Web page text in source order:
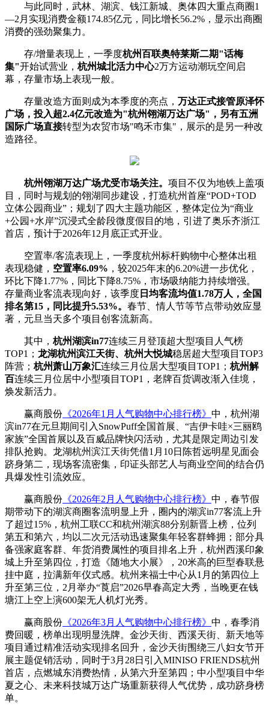
与此同时，武林、湖滨、钱江新城、奥体四大重点商圈1
—2月实现消费金额174.85亿元，同比增长56.2%，显示出商圈
消费的强劲聚集力。
存/增量表现上，一季度杭州百联奥特莱斯二期"话梅
集"开始试营业， 杭州城北活力中心2万方运动潮玩空间启
幕，存量市场上表现一般。
存量改造方面则成为本季度的亮点， 万达正式接管原泽怀
广场，投入超2.4亿元改造为"杭州翎湖万达广场"，另有五洲
国际广场直接转型为农贸市场"鸣禾市集"，展示的是另一种改
造路径。
杭州翎湖万达广场尤受市场关注。 项目不仅为地铁上盖项
目，同时与规划的翎湖同步建设，打造杭州首座“POD+TOD
立体公园商业”；规划了四大主题功能区，整体定位为“商业
+公园+水岸”沉浸式全龄段微度假目的地，引进了奥乐齐浙江
首店，预计于2026年12月底正式开业。
空置率/客流表现上，一季度杭州标杆购物中心整体出租
表现稳健， 空置率6.09% ，较2025年末的6.20%进一步优化，
环比下降1.77%，同比下降8.75%，市场吸纳能力持续增强。
存量商业客流表现向好，该季度 日均客流均值1.78万人，全国
排名第15，同比提升5.53%。 春节、情人节等节点带动效应显
著，元旦当天多个项目创客流新高。
其中， 杭州湖滨in77连续三月登顶超大型项目人气榜
TOP1； 龙湖杭州滨江天街、杭州大悦城稳居超大型项目TOP3
阵营； 杭州萧山万象汇连续三月位居大型项目TOP1； 杭州解
百连续三月位居中小型项目TOP1，老牌百货调改渐入佳境，
焕发新活力。
赢商股份 《2026年1月人气购物中心排行榜》 中，杭州湖
滨in77在元旦期间引入SnowPuff全国首展、“吉伊卡哇×三丽鸥
家族”全国首展以及百威品牌快闪活动，尤其是限定周边引发
排队抢购。龙湖杭州滨江天街凭借1月10日陈哲远明星见面会
跻身第二，现场客流密集，印证头部艺人与商业空间的结合仍
具爆发性引流效应。
赢商股份 《2026年2月人气购物中心排行榜》 中，春节假
期带动下的湖滨商圈客流明显上升，圈内的湖滨in77客流上升
了超过15%，杭州工联CC和杭州湖滨88分别新晋上榜，位列
第五和第六，均以二次元活动迅速聚集年轻客群蜂拥；部分具
备强家庭客群、年货消费属性的项目排名上升，杭州西溪印象
城上升至第四位，打造《随地大小展》，20米高的巨型春联悬
挂中庭，拉满新年仪式感。杭州来福士中心从1月的第四位上
升至第三位，2月举办“莨启”2026早春高定大秀，当晚更在钱
塘江上空上演600架无人机灯光秀。
赢商股份 《2026年3月人气购物中心排行榜》 中，春季消
费回暖，榜单出现明显洗牌。金沙天街、西溪天街、新天地等
项目通过精准活动实现排名回升，金沙天街围绕三八妇女节开
展主题促销活动，同时于3月28日引入MINISO FRIENDS杭州
首店，点燃城东消费热情，从第六升至第四；中小型项目中华
夏之心、未来科技城万达广场重新获得人气优势，成功跻身榜
单。